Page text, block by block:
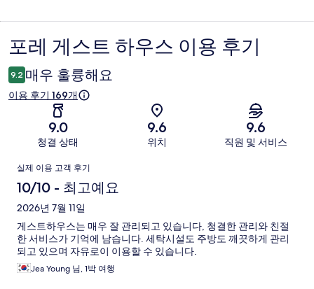
이
용
후
포레 게스트 하우스 이용 후기
9.2 매우 훌륭해요
이용 후기 169개
9.0
청결 상태
9.6
위치
9.6
직원 및 서비스
이
용
후
기
실제 이용 고객 후기
10/10 - 최고예요
2026년 7월 11일
게스트하우스는 매우 잘 관리되고 있습니다, 청결한 관리와 친절
한 서비스가 기억에 남습니다. 세탁시설도 주방도 깨끗하게 관리
되고 있으며 자유로이 이용할 수 있습니다.
Jea Young 님, 1박 여행